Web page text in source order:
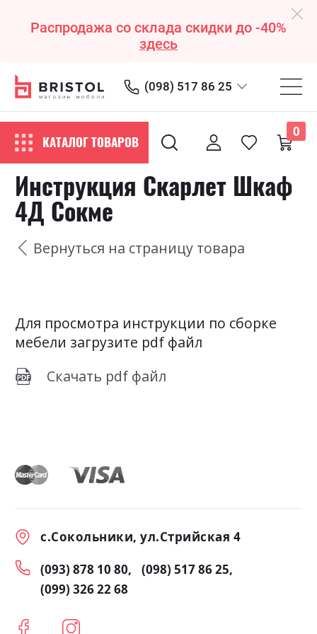
Распродажа со склада скидки до -40%
здесь
(098) 517 86 25
КАТАЛОГ ТОВАРОВ
0
Инструкция Скарлет Шкаф
4Д Сокме
Вернуться на страницу товара
Для просмотра инструкции по сборке
мебели загрузите pdf файл
Скачать pdf файл
с.Сокольники, ул.Стрийская 4
(093) 878 10 80
(098) 517 86 25
(099) 326 22 68